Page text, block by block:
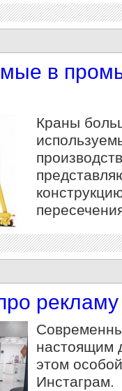
в
Краны
настоящим
этом
Инстаграм.